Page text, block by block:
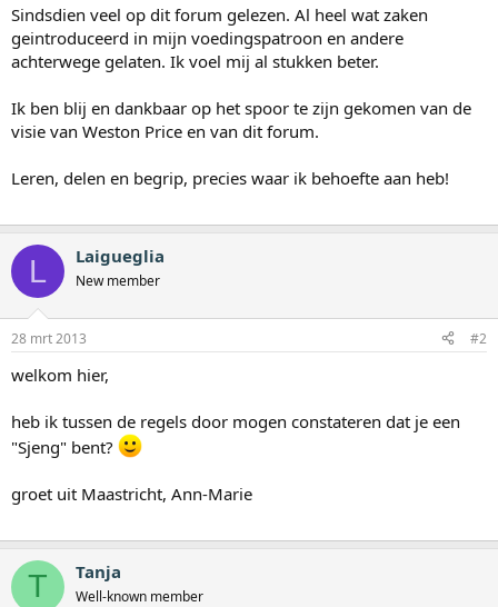
Sindsdien veel op dit forum gelezen. Al heel wat zaken
geintroduceerd in mijn voedingspatroon en andere
achterwege gelaten. Ik voel mij al stukken beter.
Ik ben blij en dankbaar op het spoor te zijn gekomen van de
visie van Weston Price en van dit forum.
Leren, delen en begrip, precies waar ik behoefte aan heb!
L Laigueglia
New member
28 mrt 2013 #2
welkom hier,
heb ik tussen de regels door mogen constateren dat je een
"Sjeng" bent?
groet uit Maastricht, Ann-Marie
T Tanja
Well-known member